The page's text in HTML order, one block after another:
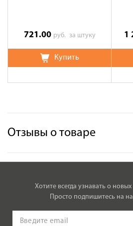
721.00 руб. за штуку
Купить
1
Отзывы о товаре
Хотите всегда узнавать о
Просто подпишитесь на